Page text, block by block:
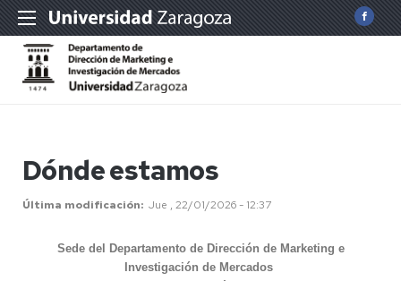
Dónde estamos
Última modificación Jue , 22/01/2026 - 12:37
Sede del Departamento de Dirección de Marketing e
Investigación de Mercados